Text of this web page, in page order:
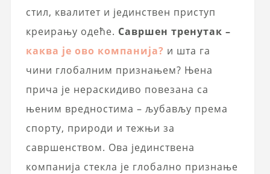
стил, квалитет и јединствен приступ
креирању одеће. Савршен тренутак –
каква је ово компанија? и шта га
чини глобалним признањем? Њена
прича је нераскидиво повезана са
њеним вредностима – љубављу према
спорту, природи и тежњи за
савршенством. Ова јединствена
компанија стекла је глобално признање